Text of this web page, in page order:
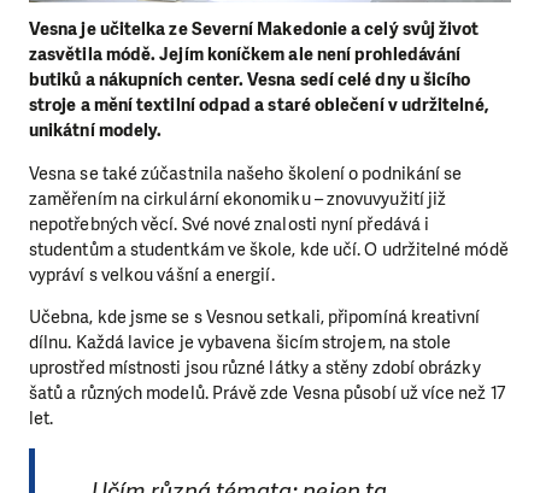
Vesna je učitelka ze Severní Makedonie a celý svůj život
zasvětila módě. Jejím koníčkem ale není prohledávání
butiků a nákupních center. Vesna sedí celé dny u šicího
stroje a mění textilní odpad a staré oblečení v udržitelné,
unikátní modely.
Vesna se také zúčastnila našeho školení o podnikání se
zaměřením na cirkulární ekonomiku – znovuvyužití již
nepotřebných věcí. Své nové znalosti nyní předává i
studentům a studentkám ve škole, kde učí. O udržitelné módě
vypráví s velkou vášní a energií.
Učebna, kde jsme se s Vesnou setkali, připomíná kreativní
dílnu. Každá lavice je vybavena šicím strojem, na stole
uprostřed místnosti jsou různé látky a stěny zdobí obrázky
šatů a různých modelů. Právě zde Vesna působí už více než 17
let.